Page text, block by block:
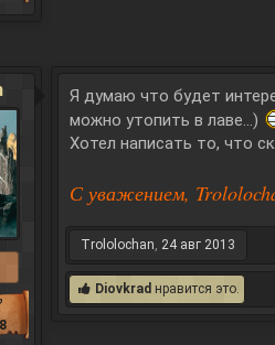
Я думаю что будет
можно утопить в лаве...)
Хотел написать то, что
С уважением,
Trololochan, 24 авг 2013
Diovkrad нравится это.